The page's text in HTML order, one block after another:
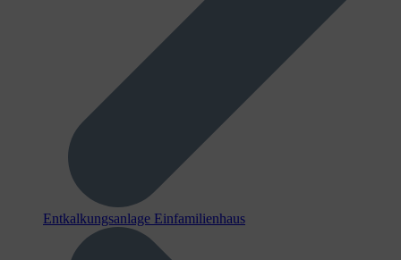
Entkalkungsanlage Einfamilienhaus